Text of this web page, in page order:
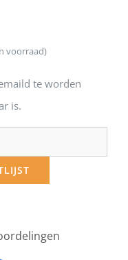
voorraad)
te worden
is.